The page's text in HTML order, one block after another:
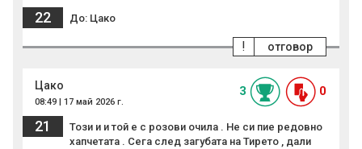
22 До: Цако
отговор
!
Цако
08:49 | 17 май 2026 г.
3 0
21
Този и и той е с розови очила . Не си пие редовно
хапчетата . Сега след загубата на Тирето , дали